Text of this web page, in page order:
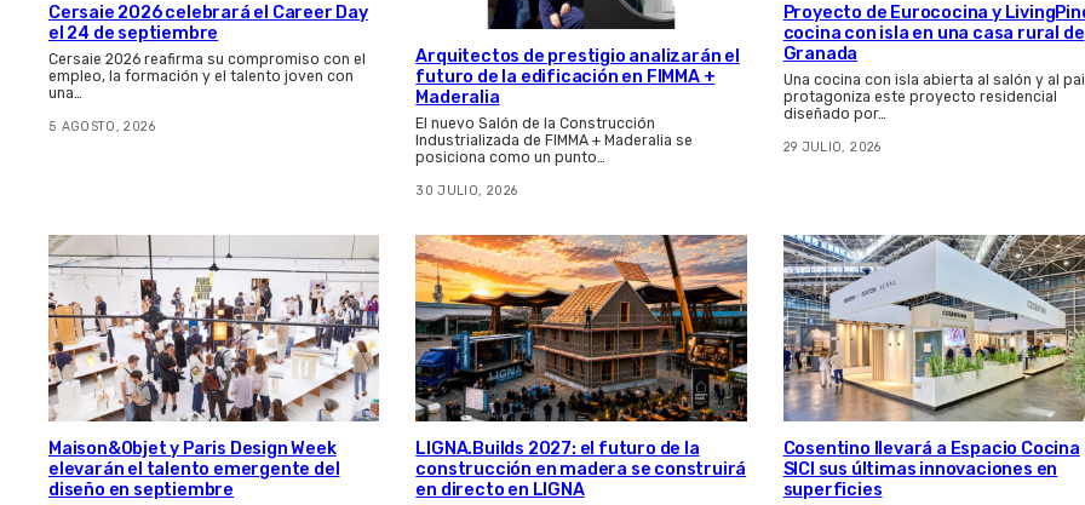
Cersaie 2026 celebrará el Career Day
el 24 de septiembre
Cersaie 2026 reafirma su compromiso con el
empleo, la formación y el talento joven con
una…
5 AGOSTO, 2026
Arquitectos de prestigio analizarán el
futuro de la edificación en FIMMA +
Maderalia
El nuevo Salón de la Construcción
Industrializada de FIMMA + Maderalia se
posiciona como un punto…
30 JULIO, 2026
Proyecto de Eurococina y
cocina con isla en una casa rural de
Granada
Una cocina con isla abierta al salón y al
protagoniza este proyecto residencial
diseñado por…
29 JULIO, 2026
Maison&Objet y Paris Design Week
elevarán el talento emergente del
diseño en septiembre
LIGNA.Builds 2027: el futuro de la
construcción en madera se construirá
en directo en LIGNA
Cosentino llevará a Espacio Cocina
SICI sus últimas innovaciones en
superficies